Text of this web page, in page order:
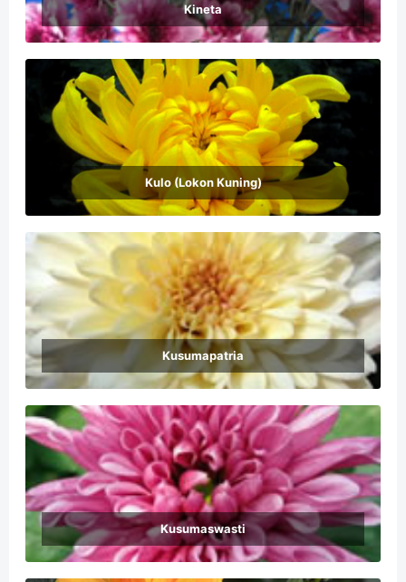
Kineta
Kulo (Lokon Kuning)
Kusumapatria
Kusumaswasti